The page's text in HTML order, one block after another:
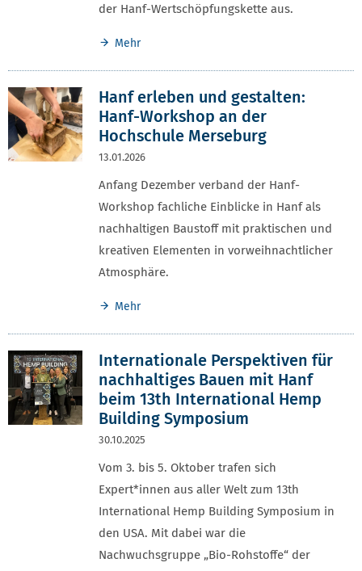
der Hanf-Wertschöpfungskette aus.
Mehr
Hanf erleben und gestalten:
Hanf-Workshop an der
Hochschule Merseburg
13.01.2026
Anfang Dezember verband der Hanf-
Workshop fachliche Einblicke in Hanf als
nachhaltigen Baustoff mit praktischen und
kreativen Elementen in vorweihnachtlicher
Atmosphäre.
Mehr
Internationale Perspektiven für
nachhaltiges Bauen mit Hanf
beim 13th International Hemp
Building Symposium
30.10.2025
Vom 3. bis 5. Oktober trafen sich
Expert*innen aus aller Welt zum 13th
International Hemp Building Symposium in
den USA. Mit dabei war die
Nachwuchsgruppe „Bio-Rohstoffe“ der